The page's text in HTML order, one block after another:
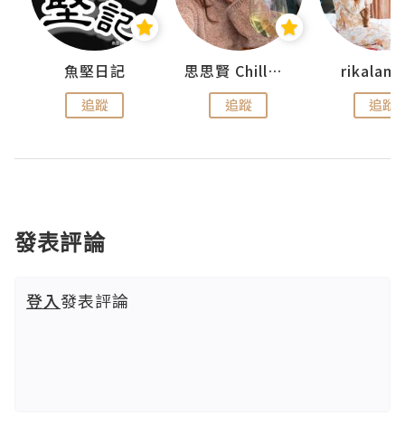
魚堅日記
追蹤
思思賢 ChillMyBabe
追蹤 追蹤
發表評論
登入發表評論